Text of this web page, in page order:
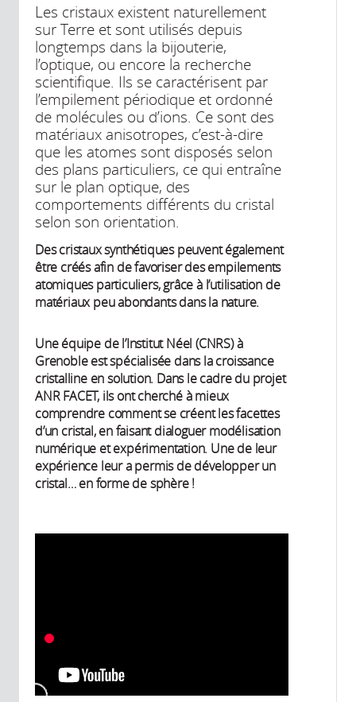
Les cristaux existent naturellement
sur Terre et sont utilisés depuis
longtemps dans la bijouterie,
l’optique, ou encore la recherche
scientifique. Ils se caractérisent par
l’empilement périodique et ordonné
de molécules ou d’ions. Ce sont des
matériaux anisotropes, c’est-à-dire
que les atomes sont disposés selon
des plans particuliers, ce qui entraîne
sur le plan optique, des
comportements différents du cristal
selon son orientation.
Des cristaux synthétiques peuvent également
être créés afin de favoriser des empilements
atomiques particuliers, grâce à l’utilisation de
matériaux peu abondants dans la nature.
Une équipe de l’Institut Néel (CNRS) à
Grenoble est spécialisée dans la croissance
cristalline en solution. Dans le cadre du projet
ANR FACET, ils ont cherché à mieux
comprendre comment se créent les facettes
d’un cristal, en faisant dialoguer modélisation
numérique et expérimentation. Une de leur
expérience leur a permis de développer un
cristal… en forme de sphère !